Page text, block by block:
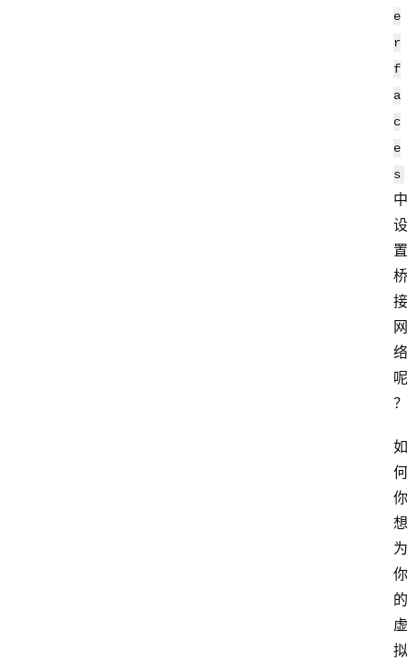
e
r
f
a
c
e
s
中
设
置
桥
接
网
络
呢
？
如
何
你
想
为
你
的
虚
拟